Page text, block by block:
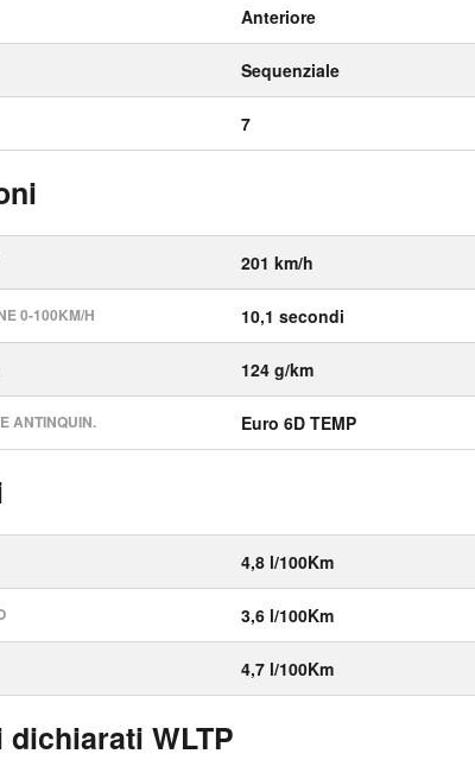
Anteriore
Sequenziale
7
201 km/h
0-100KM/H 10,1 secondi
124 g/km
ANTINQUIN. Euro 6D TEMP
4,8 l/100Km
3,6 l/100Km
4,7 l/100Km
dichiarati WLTP